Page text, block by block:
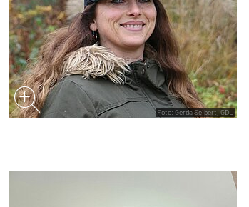
Foto: Gerda Seibert, GDL